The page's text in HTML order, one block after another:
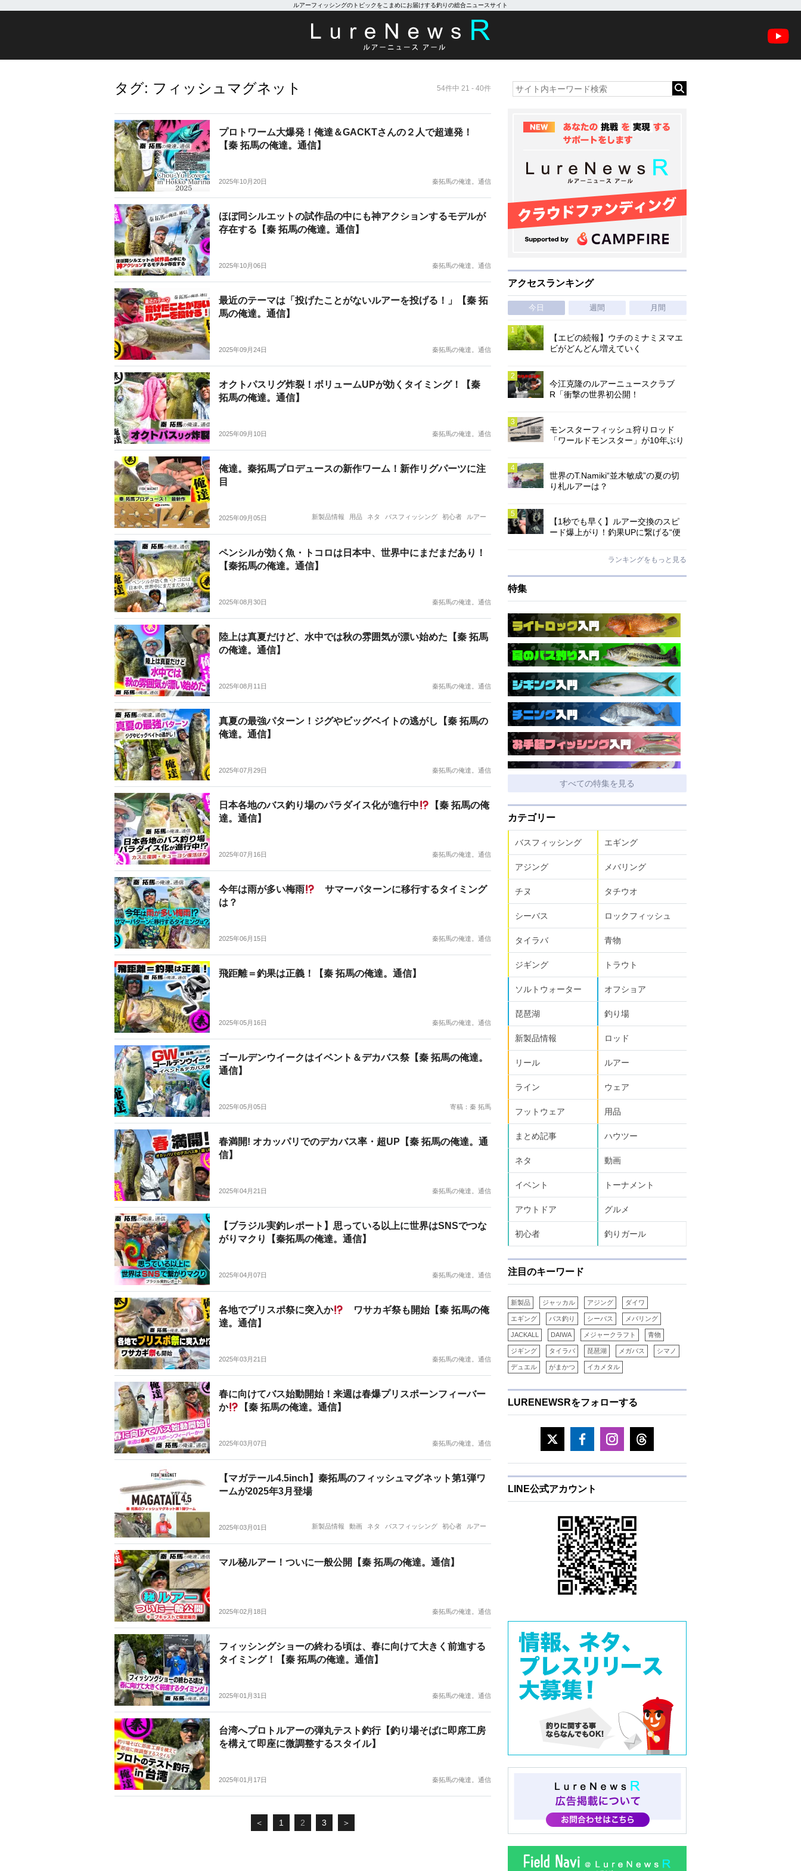
ルアーフィッシングのトピックをこまめにお届けする釣りの総合ニュースサイト
タグ: フィッシュマグネット 54件中 21 - 40件
プロトワーム大爆発！俺達＆GACKTさんの２人で超連発！
【秦 拓馬の俺達。通信】
2025年10月20日 秦拓馬の俺達。通信
ほぼ同シルエットの試作品の中にも神アクションするモデルが
存在する【秦 拓馬の俺達。通信】
2025年10月06日 秦拓馬の俺達。通信
最近のテーマは「投げたことがないルアーを投げる！」【秦 拓
馬の俺達。通信】
2025年09月24日 秦拓馬の俺達。通信
オクトパスリグ炸裂！ボリュームUPが効くタイミング！【秦
拓馬の俺達。通信】
2025年09月10日 秦拓馬の俺達。通信
俺達。秦拓馬プロデュースの新作ワーム！新作リグパーツに注
目
2025年09月05日 新製品情報 用品 ネタ バスフィッシング 初心者 ルアー
ペンシルが効く魚・トコロは日本中、世界中にまだまだあり！
【秦拓馬の俺達。通信】
2025年08月30日 秦拓馬の俺達。通信
陸上は真夏だけど、水中では秋の雰囲気が漂い始めた【秦 拓馬
の俺達。通信】
2025年08月11日 秦拓馬の俺達。通信
真夏の最強パターン！ジグやビッグベイトの逃がし【秦 拓馬の
俺達。通信】
2025年07月29日 秦拓馬の俺達。通信
日本各地のバス釣り場のパラダイス化が進行中
【秦 拓馬の俺
達。通信】
2025年07月16日 秦拓馬の俺達。通信
今年は雨が多い梅雨
サマーパターンに移行するタイミング
は？
2025年06月15日 秦拓馬の俺達。通信
飛距離＝釣果は正義！【秦 拓馬の俺達。通信】
2025年05月16日 秦拓馬の俺達。通信
ゴールデンウイークはイベント＆デカバス祭【秦 拓馬の俺達。
通信】
2025年05月05日 寄稿：秦 拓馬
春満開! オカッパリでのデカバス率・超UP【秦 拓馬の俺達。通
信】
2025年04月21日 秦拓馬の俺達。通信
【ブラジル実釣レポート】思っている以上に世界はSNSでつな
がりマクり【秦拓馬の俺達。通信】
2025年04月07日 秦拓馬の俺達。通信
各地でプリスポ祭に突入か
ワサカギ祭も開始【秦 拓馬の俺
達。通信】
2025年03月21日 秦拓馬の俺達。通信
春に向けてバス始動開始！来週は春爆プリスポーンフィーバー
か
【秦 拓馬の俺達。通信】
2025年03月07日 秦拓馬の俺達。通信
【マガテール4.5inch】秦拓馬のフィッシュマグネット第1弾ワ
ームが2025年3月登場
2025年03月01日 新製品情報 動画 ネタ バスフィッシング 初心者 ルアー
マル秘ルアー！ついに一般公開【秦 拓馬の俺達。通信】
2025年02月18日 秦拓馬の俺達。通信
フィッシングショーの終わる頃は、春に向けて大きく前進する
タイミング！【秦 拓馬の俺達。通信】
2025年01月31日 秦拓馬の俺達。通信
台湾へプロトルアーの弾丸テスト釣行【釣り場そばに即席工房
を構えて即座に微調整するスタイル】
2025年01月17日 秦拓馬の俺達。通信
＜ 1 2 3 ＞
アクセスランキング
今日 週間 月間
【エビの続報】ウチのミナミヌマエ
ビがどんどん増えていく
今江克隆のルアーニュースクラブ
R「衝撃の世界初公開！
モンスターフィッシュ狩りロッド
「ワールドモンスター」が10年ぶり
世界のT.Namiki“並木敏成”の夏の切
り札ルアーは？
【1秒でも早く】ルアー交換のスピ
ード爆上がり！釣果UPに繋げる“便
ランキングをもっと見る
特集
すべての特集を見る
カテゴリー
バスフィッシング エギング
アジング メバリング
チヌ タチウオ
シーバス ロックフィッシュ
タイラバ 青物
ジギング トラウト
ソルトウォーター オフショア
琵琶湖 釣り場
新製品情報 ロッド
リール ルアー
ライン ウェア
フットウェア 用品
まとめ記事 ハウツー
ネタ 動画
イベント トーナメント
アウトドア グルメ
初心者 釣りガール
注目のキーワード
新製品 ジャッカル アジング ダイワ
エギング バス釣り シーバス メバリング
JACKALL DAIWA メジャークラフト 青物
ジギング タイラバ 琵琶湖 メガバス シマノ
デュエル がまかつ イカメタル
LURENEWSRをフォローする
LINE公式アカウント